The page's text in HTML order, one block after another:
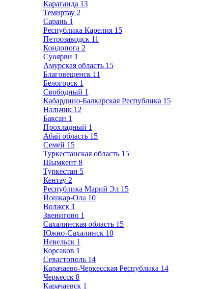
Караганда 13
Темиртау 2
Сарань 1
Республика Карелия 15
Петрозаводск 11
Кондопога 2
Суоярви 1
Амурская область 15
Благовещенск 11
Белогорск 1
Свободный 1
Кабардино-Балкарская Республика 15
Нальчик 12
Баксан 1
Прохладный 1
Абай область 15
Семей 15
Туркестанская область 15
Шымкент 8
Туркестан 5
Кентау 2
Республика Марий Эл 15
Йошкар-Ола 10
Волжск 1
Звенигово 1
Сахалинская область 15
Южно-Сахалинск 10
Невельск 1
Корсаков 1
Севастополь 14
Карачаево-Черкесская Республика 14
Черкесск 8
Карачаевск 1